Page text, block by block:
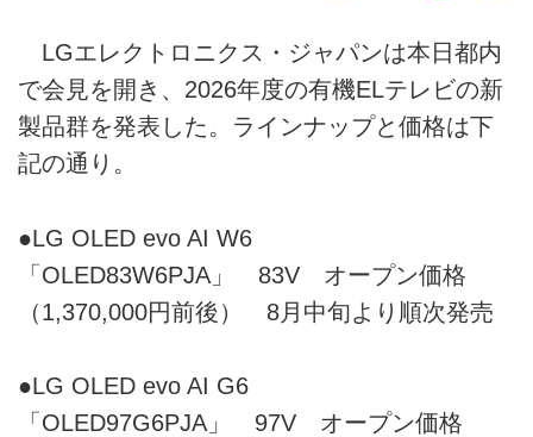
LGエレクトロニクス・ジャパンは本日都内
で会見を開き、2026年度の有機ELテレビの新
製品群を発表した。ラインナップと価格は下
記の通り。
●LG OLED evo AI W6
「OLED83W6PJA」 83V オープン価格
（1,370,000円前後） 8月中旬より順次発売
●LG OLED evo AI G6
「OLED97G6PJA」 97V オープン価格